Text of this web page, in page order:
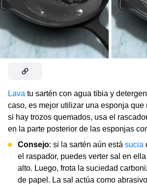
Lava tu sartén con agua tibia y
caso, es mejor utilizar una esponja que
si hay trozos quemados, usa el
en la parte posterior de las esponjas
Consejo: si la sartén aún está sucia
el raspador, puedes verter sal en
alto. Luego, frota la suciedad
de papel. La sal actúa como abrasivo